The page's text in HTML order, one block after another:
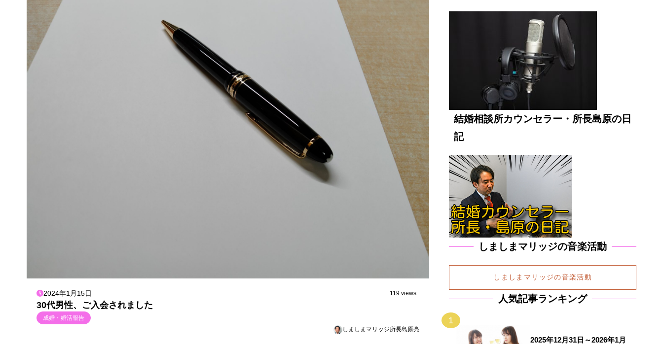
2024年1月15日 119 views
30代男性、ご入会されました
成婚・婚活報告
しましまマリッジ所長島原亮
結婚相談所カウンセラー・所長島原の日
記
しましまマリッジの音楽活動
しましまマリッジの音楽活動
人気記事ランキング
1
2025年12月31日～2026年1月